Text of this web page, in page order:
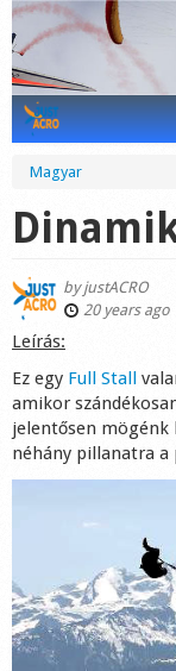
Tricks
Forum
Calendar
Gear
Magyar
byjustACRO
20 years ago
Leírás:
Ez egy Full Stall
amikor
jelentősen mögénk
néhány pillanatra a